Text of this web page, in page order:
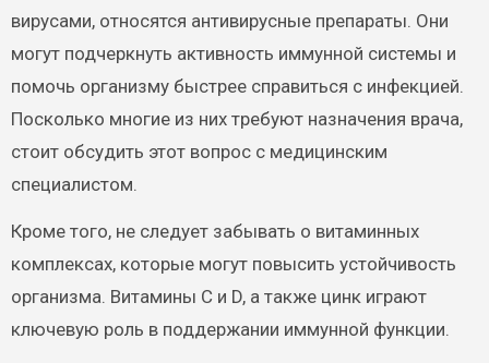
вирусами, относятся антивирусные препараты. Они
могут подчеркнуть активность иммунной системы и
помочь организму быстрее справиться с инфекцией.
Посколько многие из них требуют назначения врача,
стоит обсудить этот вопрос с медицинским
специалистом.
Кроме того, не следует забывать о витаминных
комплексах, которые могут повысить устойчивость
организма. Витамины С и D, а также цинк играют
ключевую роль в поддержании иммунной функции.